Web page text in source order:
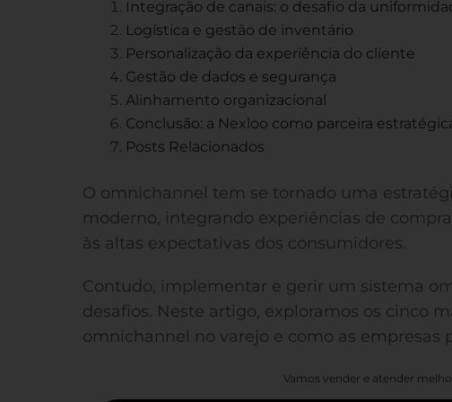
Integração de canais: o desafio da
Logística e gestão de inventário
Personalização da experiência do cliente
Gestão de dados e segurança
Alinhamento organizacional
Conclusão: a Nexloo como parceira
Posts Relacionados
O omnichannel tem se tornado uma
moderno, integrando experiências de
às altas expectativas dos consumidores.
Contudo, implementar e gerir um sistema
desafios. Neste artigo, exploramos os cinco
omnichannel no varejo e como as empresas
Vamos vender e atender